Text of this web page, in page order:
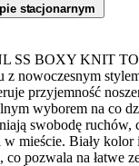
stacjonarnym
SS BOXY KNIT
z nowoczesnym
przyjemność
wyborem na co
swobodę ruchów,
w mieście. Biały
co pozwala na łatwe